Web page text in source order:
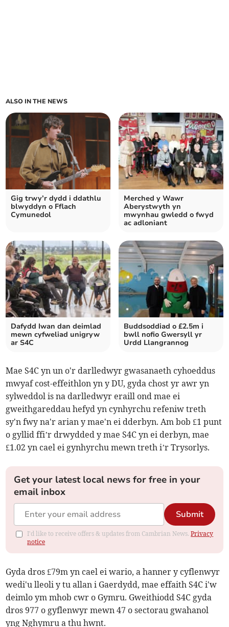
ALSO IN THE NEWS
Gig trwy’r dydd i ddathlu
blwyddyn o Fflach
Cymunedol
Merched y Wawr
Aberystwyth yn
mwynhau gwledd o fwyd
ac adloniant
Dafydd Iwan dan deimlad
mewn cyfweliad unigryw
ar S4C
Buddsoddiad o £2.5m i
bwll nofio Gwersyll yr
Urdd Llangrannog
Mae S4C yn un o'r darlledwyr gwasanaeth cyhoeddus
mwyaf cost-effeithlon yn y DU, gyda chost yr awr yn
sylweddol is na darlledwyr eraill ond mae ei
gweithgareddau hefyd yn cynhyrchu refeniw treth
sy'n fwy na'r arian y mae'n ei dderbyn. Am bob £1 punt
o gyllid ffi’r drwydded y mae S4C yn ei derbyn, mae
£1.02 yn cael ei gynhyrchu mewn treth i’r Trysorlys.
Get your latest local news for free in your
email inbox
Submit
I'd like to receive offers & updates from Cambrian News.Privacy
notice
Gyda dros £79m yn cael ei wario, a hanner y cyflenwyr
wedi'u lleoli y tu allan i Gaerdydd, mae effaith S4C i'w
deimlo ym mhob cwr o Gymru. Gweithiodd S4C gyda
dros 977 o gyflenwyr mewn 47 o sectorau gwahanol
yng Nghymru a thu hwnt.